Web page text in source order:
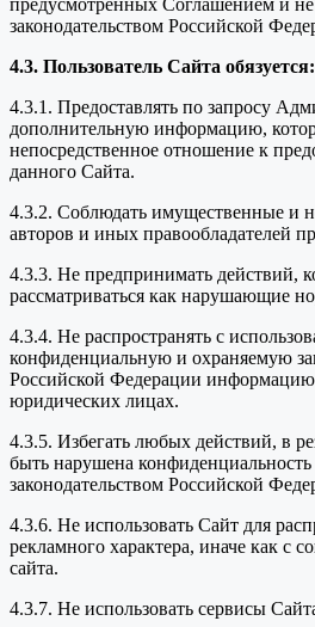
законодательством Российской
4.3. Пользователь Сайта обязуется:
4.3.1. Предоставлять по запросу
дополнительную информацию,
непосредственное отношение к
данного Сайта.
4.3.2. Соблюдать имущественные и
авторов и иных правообладателей
4.3.3. Не предпринимать действий,
рассматриваться как нарушающие
4.3.4. Не распространять с
конфиденциальную и охраняемую
Российской Федерации
юридических лицах.
4.3.5. Избегать любых действий, в
быть нарушена
законодательством Российской
4.3.6. Не использовать Сайт для
рекламного характера, иначе как с
сайта.
4.3.7. Не использовать сервисы